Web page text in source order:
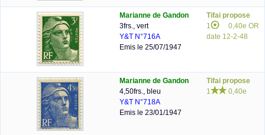
Marianne de Gandon
3frs., vert
Y&T N°716A
Emis le 25/07/1947
Tifai propose
1
0,40e OR
date 12-2-48
Marianne de Gandon
4,50frs., bleu
Y&T N°718A
Emis le 23/01/1947
Tifai propose
1
0,40e